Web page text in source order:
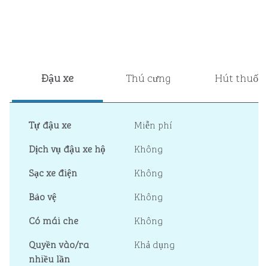
Đậu xe Thú cưng Hút thuốc
Tự đậu xe
Miễn phí
Dịch vụ đậu xe hộ
Không
Sạc xe điện
Không
Bảo vệ
Không
Có mái che
Không
Quyền vào/ra
nhiều lần
Khả dụng